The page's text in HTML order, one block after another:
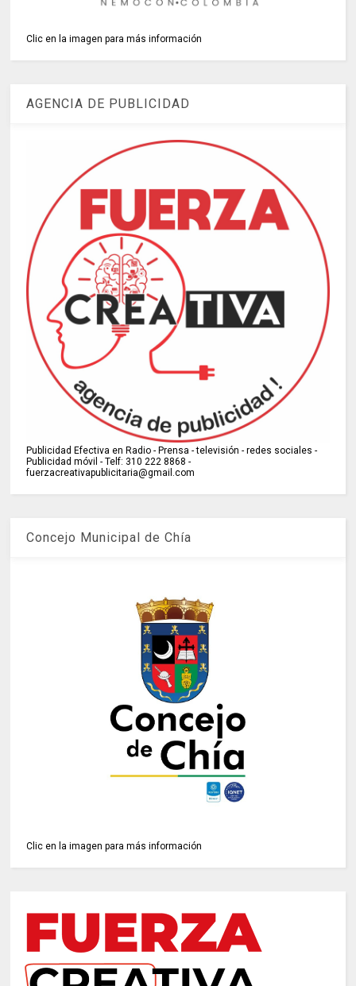
Clic en la imagen para más información
AGENCIA DE PUBLICIDAD
Publicidad Efectiva en Radio - Prensa - televisión - redes sociales -
Publicidad móvil - Telf: 310 222 8868 -
fuerzacreativapublicitaria@gmail.com
Concejo Municipal de Chía
Clic en la imagen para más información